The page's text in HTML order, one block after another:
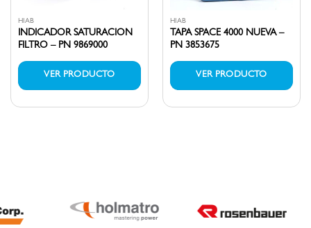
HIAB
INDICADOR SATURACION
FILTRO – PN 9869000
VER PRODUCTO
HIAB
TAPA SPACE 4000 NUEVA –
PN 3853675
VER PRODUCTO